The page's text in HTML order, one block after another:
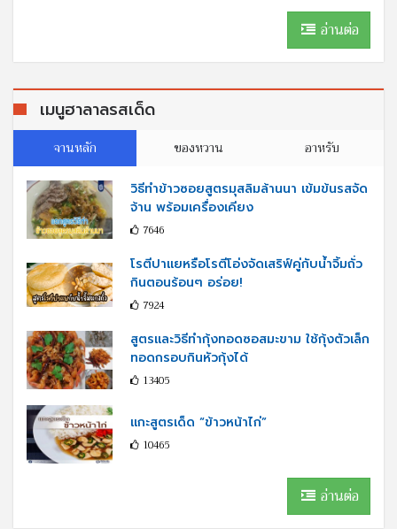
อ่านต่อ
เมนูฮาลาลรสเด็ด
จานหลัก ของหวาน อาหรับ
วิธีทำข้าวซอยสูตรมุสลิมล้านนา เข้มข้นรสจัด
จ้าน พร้อมเครื่องเคียง
7646
โรตีปาแยหรือโรตีโอ่งจัดเสริฟ์คู่กับนํ้าจิ้มถั่ว
กินตอนร้อนๆ อร่อย!
7924
สูตรและวิธีทำกุ้งทอดซอสมะขาม ใช้กุ้งตัวเล็ก
ทอดกรอบกินหัวกุ้งได้
13405
แกะสูตรเด็ด “ข้าวหน้าไก่”
10465
อ่านต่อ